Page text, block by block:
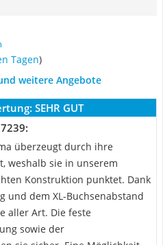
Tagen)
weitere Angebote
SEHR GUT
überzeugt durch ihre
weshalb sie in unserem
Konstruktion punktet. Dank
und dem XL-Buchsenabstand
aller Art. Die feste
sowie der